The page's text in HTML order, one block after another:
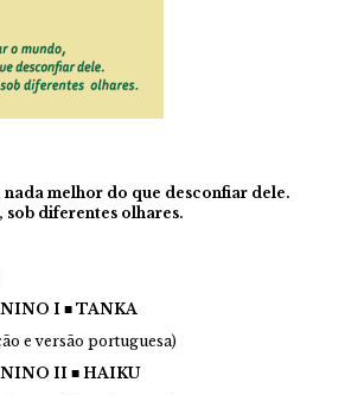
nada melhor do que desconfiar dele.
sob diferentes olhares.
I ■ TANKA
e versão portuguesa)
II ■ HAIKU